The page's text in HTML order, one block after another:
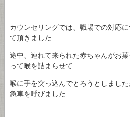
カウンセリングでは、職場での対応
て頂きました
途中、連れて来られた赤ちゃんがお
って喉を詰まらせて
喉に手を突っ込んでとろうとしまし
急車を呼びました